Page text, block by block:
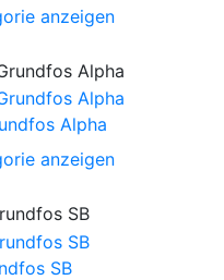
anzeigen
Alpha
anzeigen
SB